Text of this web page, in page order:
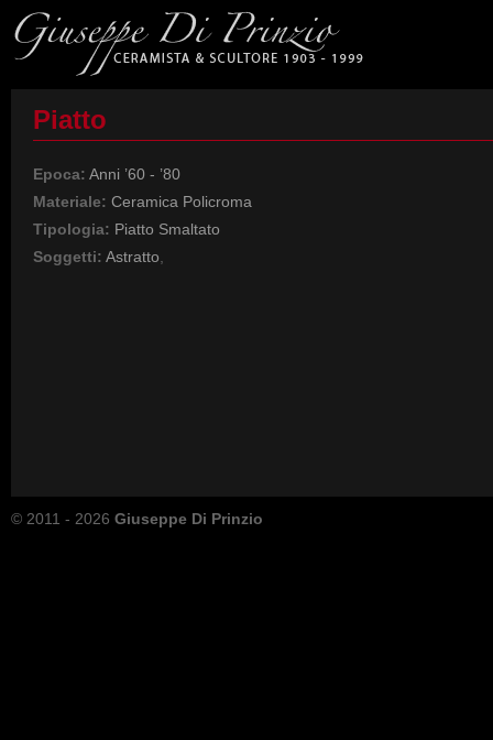
Piatto
Epoca: Anni ’60 - ’80
Materiale: Ceramica Policroma
Tipologia: Piatto Smaltato
Soggetti: Astratto
© 2011 - 2026 Giuseppe Di Prinzio